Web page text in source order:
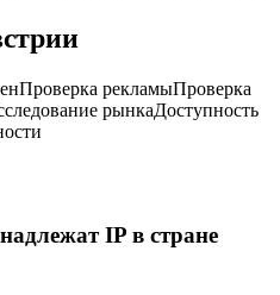
Проверка рекламыПроверка
рынкаДоступность
IP в стране